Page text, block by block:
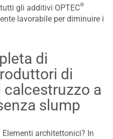
gli additivi OPTEC®
lavorabile per diminuire i
di
di
a
slump
architettonici? In